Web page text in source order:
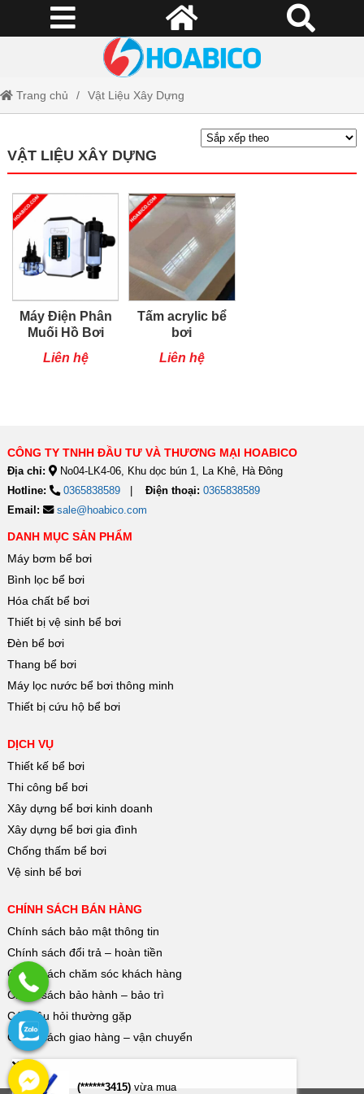
Trang chủ Vật Liệu Xây Dựng
VẬT LIỆU XÂY DỰNG
Máy Điện Phân
Muối Hồ Bơi
Emaux
CyberSync
Liên hệ
Tấm acrylic bể
bơi
Liên hệ
CÔNG TY TNHH ĐẦU TƯ VÀ THƯƠNG MẠI HOABICO
Địa chỉ:
No04-LK4-06, Khu dọc bún 1, La Khê, Hà Đông
Hotline:
0365838589 Điện thoại: 0365838589
Email:
sale@hoabico.com
DANH MỤC SẢN PHẨM
Máy bơm bể bơi
Bình lọc bể bơi
Hóa chất bể bơi
Thiết bị vệ sinh bể bơi
Đèn bể bơi
Thang bể bơi
Máy lọc nước bể bơi thông minh
Thiết bị cứu hộ bể bơi
DỊCH VỤ
Thiết kế bể bơi
Thi công bể bơi
Xây dựng bể bơi kinh doanh
Xây dựng bể bơi gia đình
Chống thấm bể bơi
Vệ sinh bể bơi
CHÍNH SÁCH BÁN HÀNG
Chính sách bảo mật thông tin
Chính sách đổi trả – hoàn tiền
Chính sách chăm sóc khách hàng
Chính sách bảo hành – bảo trì
Các câu hỏi thường gặp
Chính sách giao hàng – vận chuyển
(******3415) vừa mua